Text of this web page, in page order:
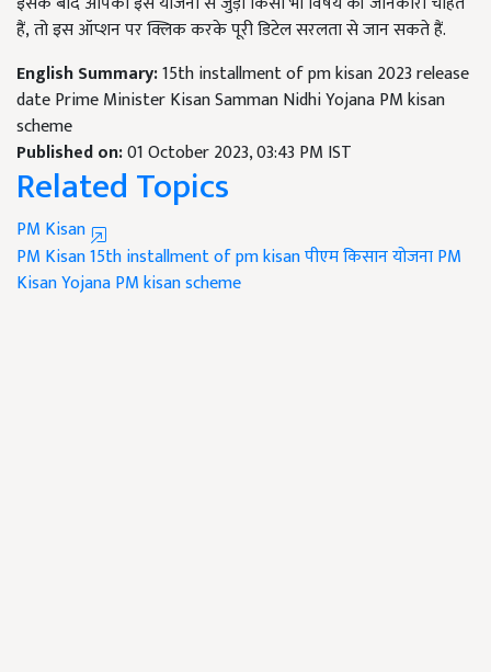
हैं, तो इस ऑप्शन पर क्लिक करके पूरी डिटेल सरलता से जान सकते हैं.
English Summary:15th installment of pm kisan 2023 release
date Prime Minister Kisan Samman Nidhi Yojana PM kisan
scheme
Published on:01 October 2023, 03:43 PM IST
Related Topics
PM Kisan
PM Kisan15th installment of pm kisanपीएम किसान योजनाPM
Kisan YojanaPM kisan scheme